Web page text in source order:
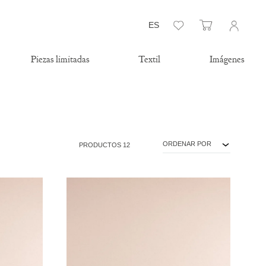
ES
Lista de deseos
Carrito
Piezas limitadas Textil Imágenes
ORDENAR POR
PRODUCTOS 12